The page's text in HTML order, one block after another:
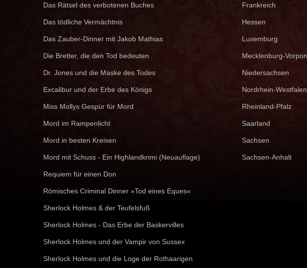
Das Rätsel des verbotenen Buches
Das tödliche Vermächtnis
Das Zauber-Dinner mit Jakob Mathias
Die Bretter, die den Tod bedeuten
Dr. Jones und die Maske des Todes
Excalibur und der Erbe des Königs
Miss Mollys Gespür für Mord
Mord im Rampenlicht
Mord in besten Kreisen
Mord mit Schuss - Ein Highlandkrimi (Neuauflage)
Requiem für einen Don
Römisches Criminal Dinner »Tod eines Eques«
Sherlock Holmes & der Teufelsfuß
Sherlock Holmes - Das Erbe der Baskervilles
Sherlock Holmes und der Vampir von Sussex
Sherlock Holmes und die Loge der Rothaarigen
Frankreich
Hessen
Luxemburg
Mecklenburg-
Niedersachsen
Nordrhein-Westfalen
Rheinland-Pfalz
Saarland
Sachsen
Sachsen-Anhalt